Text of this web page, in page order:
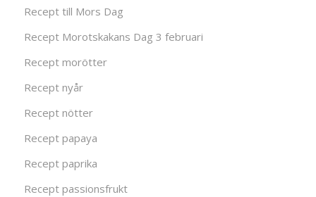
Recept till Mors Dag
Recept Morotskakans Dag 3 februari
Recept morötter
Recept nyår
Recept nötter
Recept papaya
Recept paprika
Recept passionsfrukt